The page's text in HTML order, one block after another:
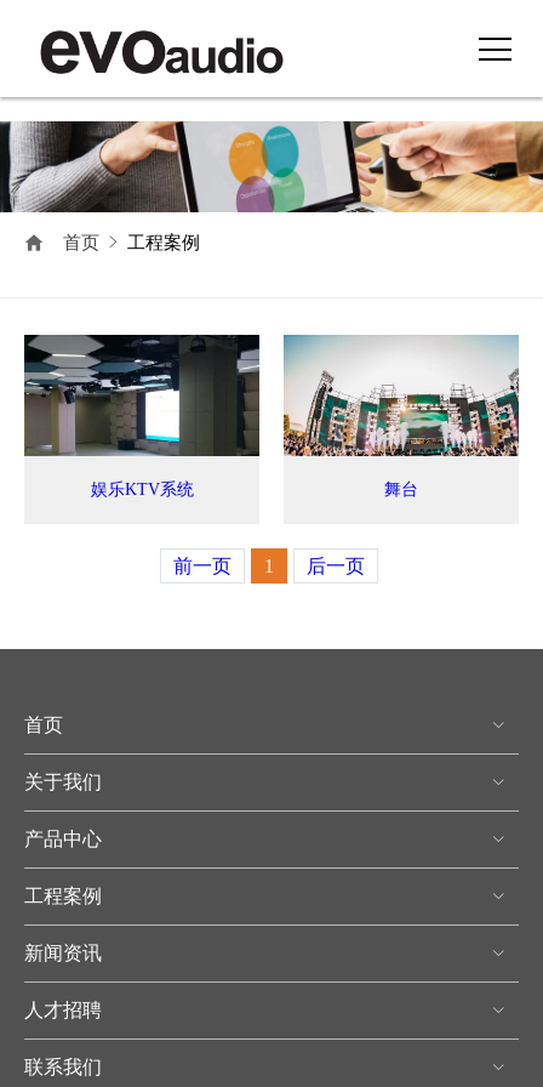
首页 工程案例
娱乐KTV系统 舞台
前一页 1 后一页
首页
关于我们
产品中心
工程案例
新闻资讯
人才招聘
联系我们